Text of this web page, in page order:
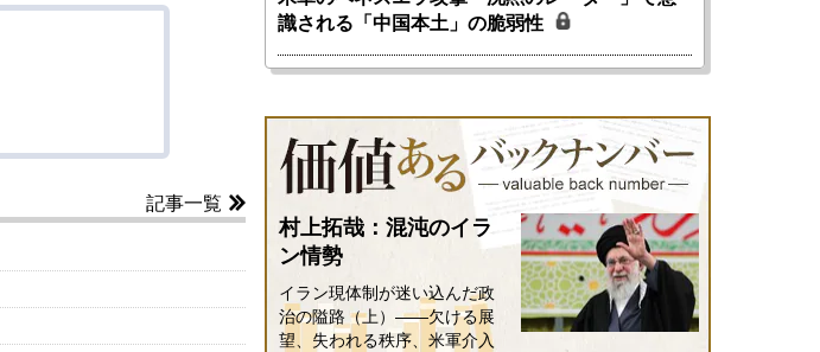
記事一覧
識される「中国本土」の脆弱性
村上拓哉：混沌のイラ
ン情勢
イラン現体制が迷い込んだ政
治の隘路（上）――欠ける展
望、失われる秩序、米軍介入